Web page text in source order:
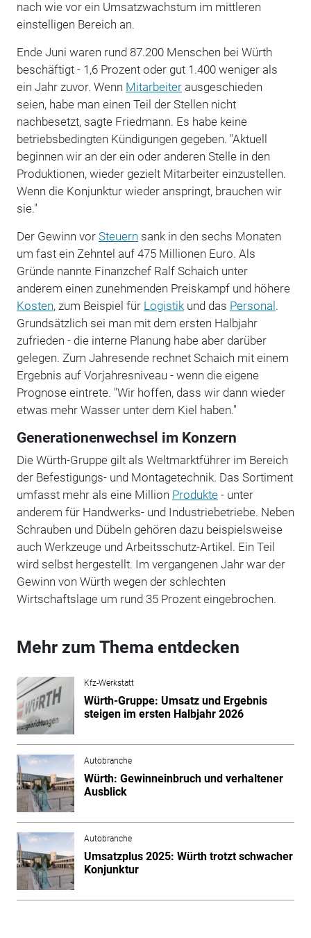
nach wie vor ein Umsatzwachstum im mittleren
einstelligen Bereich an.
Ende Juni waren rund 87.200 Menschen bei Würth
beschäftigt - 1,6 Prozent oder gut 1.400 weniger als
ein Jahr zuvor. Wenn Mitarbeiterausgeschieden
seien, habe man einen Teil der Stellen nicht
nachbesetzt, sagte Friedmann. Es habe keine
betriebsbedingten Kündigungen gegeben. "Aktuell
beginnen wir an der ein oder anderen Stelle in den
Produktionen, wieder gezielt Mitarbeiter einzustellen.
Wenn die Konjunktur wieder anspringt, brauchen wir
sie."
Der Gewinn vor Steuern sank in den sechs Monaten
um fast ein Zehntel auf 475 Millionen Euro. Als
Gründe nannte Finanzchef Ralf Schaich unter
anderem einen zunehmenden Preiskampf und höhere
Kosten, zum Beispiel für Logistikund das Personal.
Grundsätzlich sei man mit dem ersten Halbjahr
zufrieden - die interne Planung habe aber darüber
gelegen. Zum Jahresende rechnet Schaich mit einem
Ergebnis auf Vorjahresniveau - wenn die eigene
Prognose eintrete. "Wir hoffen, dass wir dann wieder
etwas mehr Wasser unter dem Kiel haben."
Generationenwechsel im Konzern
Die Würth-Gruppe gilt als Weltmarktführer im Bereich
der Befestigungs- und Montagetechnik. Das Sortiment
umfasst mehr als eine Million Produkte- unter
anderem für Handwerks- und Industriebetriebe. Neben
Schrauben und Dübeln gehören dazu beispielsweise
auch Werkzeuge und Arbeitsschutz-Artikel. Ein Teil
wird selbst hergestellt. Im vergangenen Jahr war der
Gewinn von Würth wegen der schlechten
Wirtschaftslage um rund 35 Prozent eingebrochen.
Mehr zum Thema entdecken
Kfz-Werkstatt
Würth-Gruppe: Umsatz und Ergebnis
steigen im ersten Halbjahr 2026
Autobranche
Würth: Gewinneinbruch und verhaltener
Ausblick
Autobranche
Umsatzplus 2025: Würth trotzt schwacher
Konjunktur